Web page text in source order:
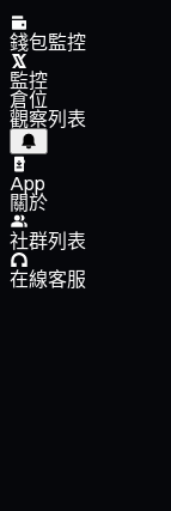
錢包監控
監控
倉位
觀察列表
App
關於
社群列表
在線客服